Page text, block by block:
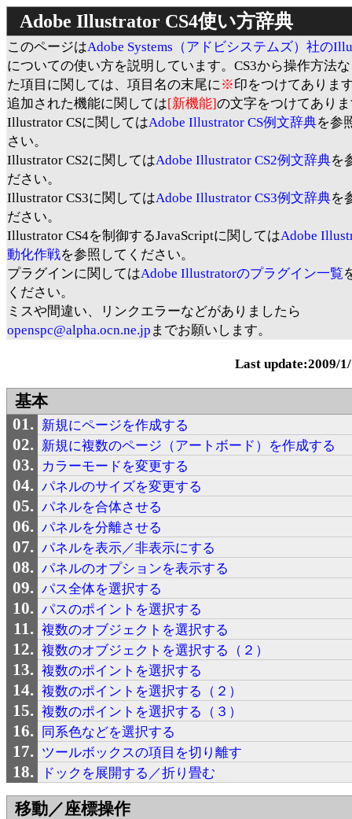
Adobe Illustrator CS4使い方辞典
このページはAdobe Systems（アドビシステムズ）社の
についての使い方を説明しています。CS3から操作方法
た項目に関しては、項目名の末尾に※印をつけてありま
追加された機能に関しては[新機能]の文字をつけてあり
Illustrator CSに関してはAdobe Illustrator CS例文辞典を参
さい。
Illustrator CS2に関してはAdobe Illustrator CS2例文辞典を
ださい。
Illustrator CS3に関してはAdobe Illustrator CS3例文辞典を
ださい。
Illustrator CS4を制御するJavaScriptに関してはAdobe
動化作戦を参照してください。
プラグインに関してはAdobe Illustratorのプラグイン一覧
ください。
ミスや間違い、リンクエラーなどがありましたら
openspc@alpha.ocn.ne.jp までお願いします。
Last update:2009/
基本
新規にページを作成する
新規に複数のページ（アートボード）を作成する
カラーモードを変更する
パネルのサイズを変更する
パネルを合体させる
パネルを分離させる
パネルを表示／非表示にする
パネルのオプションを表示する
パス全体を選択する
パスのポイントを選択する
複数のオブジェクトを選択する
複数のオブジェクトを選択する（２）
複数のポイントを選択する
複数のポイントを選択する（２）
複数のポイントを選択する（３）
同系色などを選択する
ツールボックスの項目を切り離す
ドックを展開する／折り畳む
移動／座標操作